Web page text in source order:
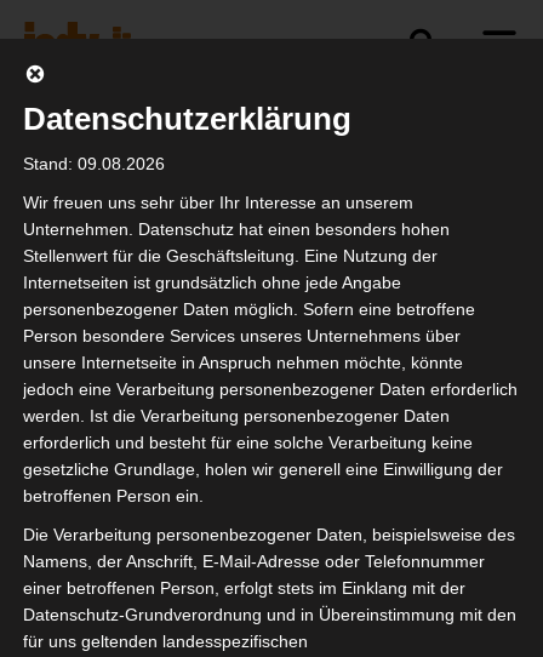
Selbstständigkeit
Bildungsoffensive
„Next Generation 2021“
wird fortgesetzt
Datenschutzerklärung
Stand: 09.08.2026
Wir freuen uns sehr über Ihr Interesse an unserem
Unternehmen. Datenschutz hat einen besonders hohen
Stellenwert für die Geschäftsleitung. Eine Nutzung der
Internetseiten ist grundsätzlich ohne jede Angabe
personenbezogener Daten möglich. Sofern eine betroffene
Person besondere Services unseres Unternehmens über
unsere Internetseite in Anspruch nehmen möchte, könnte
jedoch eine Verarbeitung personenbezogener Daten erforderlich
werden. Ist die Verarbeitung personenbezogener Daten
erforderlich und besteht für eine solche Verarbeitung keine
gesetzliche Grundlage, holen wir generell eine Einwilligung der
betroffenen Person ein.
Die Verarbeitung personenbezogener Daten, beispielsweise des
Namens, der Anschrift, E-Mail-Adresse oder Telefonnummer
einer betroffenen Person, erfolgt stets im Einklang mit der
Datenschutz-Grundverordnung und in Übereinstimmung mit den
für uns geltenden landesspezifischen